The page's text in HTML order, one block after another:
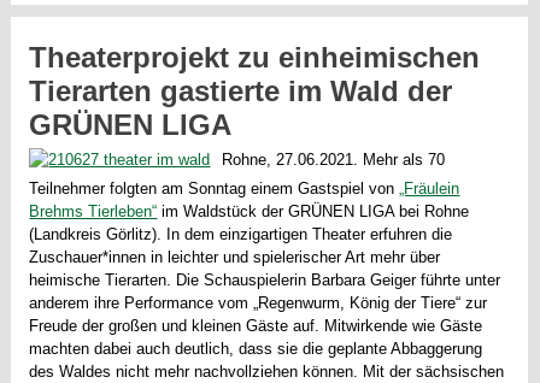
Theaterprojekt zu einheimischen
Tierarten gastierte im Wald der
GRÜNEN LIGA
Rohne, 27.06.2021. Mehr als 70
Teilnehmer folgten am Sonntag einem Gastspiel von
„Fräulein
Brehms Tierleben“ im Waldstück der GRÜNEN LIGA bei Rohne
(Landkreis Görlitz). In dem einzigartigen Theater erfuhren die
Zuschauer*innen in leichter und spielerischer Art mehr über
heimische Tierarten. Die Schauspielerin Barbara Geiger führte unter
anderem ihre Performance vom „Regenwurm, König der Tiere“ zur
Freude der großen und kleinen Gäste auf. Mitwirkende wie Gäste
machten dabei auch deutlich, dass sie die geplante Abbaggerung
des Waldes nicht mehr nachvollziehen können. Mit der sächsischen